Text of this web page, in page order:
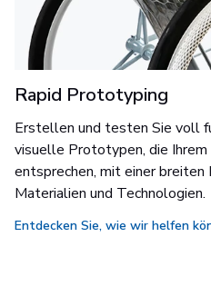
Rapid Prototyping
Erstellen und testen Sie voll
visuelle Prototypen, die
entsprechen, mit einer
Materialien und Technologien.
Entdecken Sie, wie wir helfen